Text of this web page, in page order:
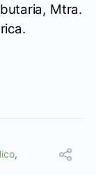
Mtra.
,